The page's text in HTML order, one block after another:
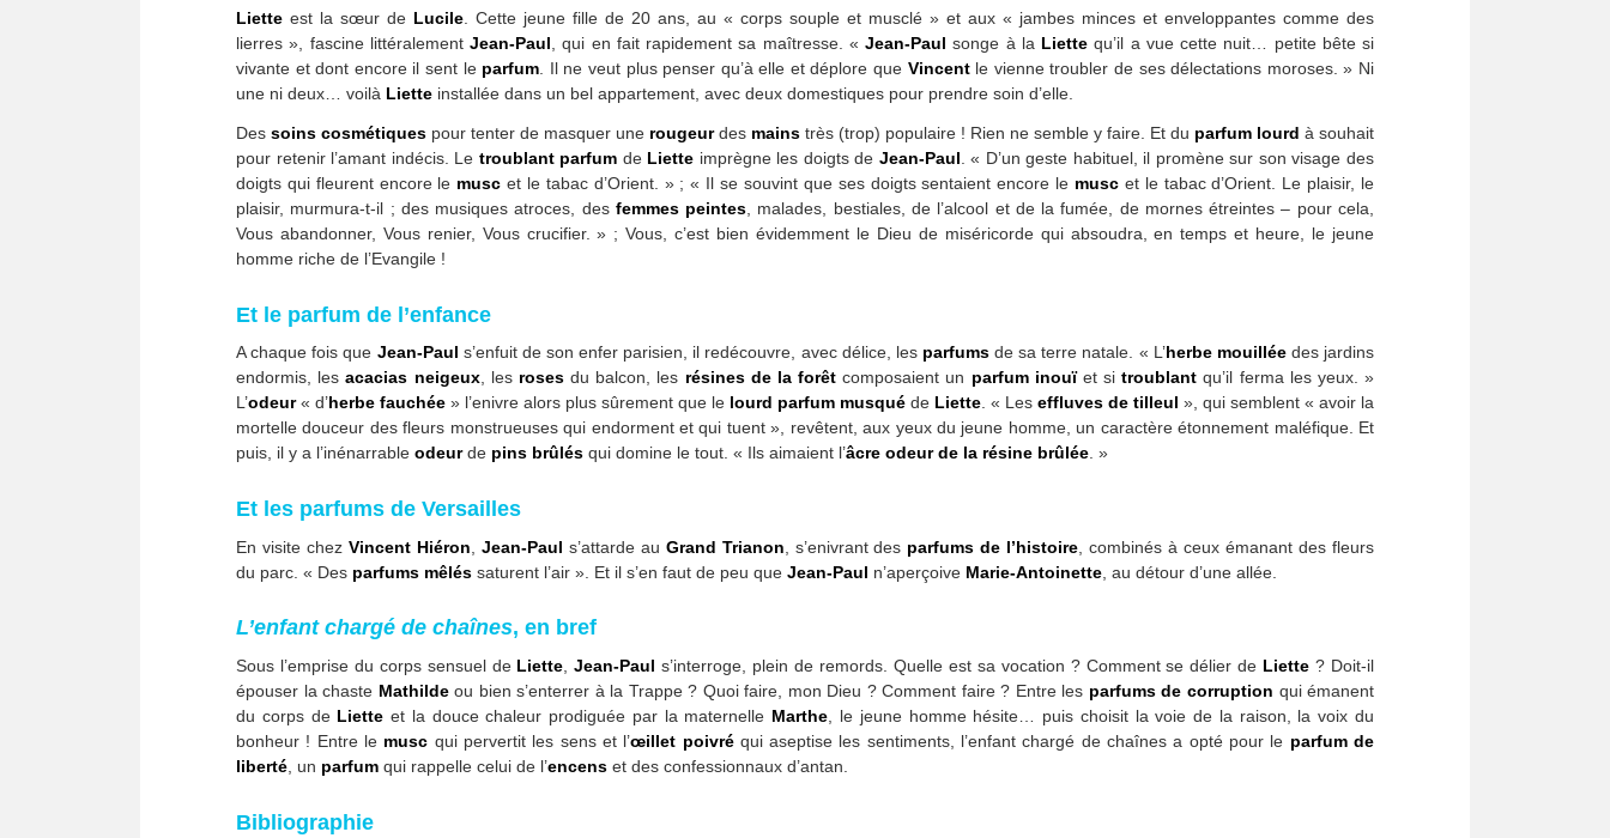
Liette est la sœur de Lucile . Cette jeune fille de 20 ans, au « corps souple et musclé » et aux « jambes minces et enveloppantes comme des
lierres », fascine littéralement Jean-Paul , qui en fait rapidement sa maîtresse. « Jean-Paul songe à la Liette qu’il a vue cette nuit… petite bête si
vivante et dont encore il sent le parfum . Il ne veut plus penser qu’à elle et déplore que Vincentle vienne troubler de ses délectations moroses. » Ni
une ni deux… voilà Liette installée dans un bel appartement, avec deux domestiques pour prendre soin d’elle.
Des soins cosmétiques pour tenter de masquer une rougeurdes mains très (trop) populaire ! Rien ne semble y faire. Et du parfum lourd à souhait
pour retenir l’amant indécis. Le troublant parfum de Liette imprègne les doigts de Jean-Paul . « D’un geste habituel, il promène sur son visage des
doigts qui fleurent encore le musc et le tabac d’Orient. » ; « Il se souvint que ses doigts sentaient encore le muscet le tabac d’Orient. Le plaisir, le
plaisir, murmura-t-il ; des musiques atroces, des femmes peintes , malades, bestiales, de l’alcool et de la fumée, de mornes étreintes – pour cela,
Vous abandonner, Vous renier, Vous crucifier. » ; Vous, c’est bien évidemment le Dieu de miséricorde qui absoudra, en temps et heure, le jeune
homme riche de l’Evangile !
Et le parfum de l’enfance
A chaque fois que Jean-Paul s’enfuit de son enfer parisien, il redécouvre, avec délice, les parfums de sa terre natale. « L’herbe mouilléedes jardins
endormis, lesacacias neigeux, les rosesdu balcon, les résines de la forêt composaient un parfum inouïet sitroublant qu’il ferma les yeux. »
L’odeur« d’herbe fauchée » l’enivre alors plus sûrement que le lourd parfum musqué de Liette. « Les effluves de tilleul », qui semblent « avoir la
mortelle douceur des fleurs monstrueuses qui endorment et qui tuent », revêtent, aux yeux du jeune homme, un caractère étonnement maléfique. Et
puis, il y a l’inénarrable odeurde pins brûlés qui domine le tout. « Ils aimaient l’âcre odeur de la résine brûlée. »
Et les parfums de Versailles
En visite chez Vincent Hiéron Jean-Paul s’attarde au Grand Trianon , s’enivrant des parfums de l’histoire , combinés à ceux émanant des fleurs
du parc. « Des parfums mêlés saturent l’air ». Et il s’en faut de peu que Jean-Paul n’aperçoive Marie-Antoinette , au détour d’une allée.
L’enfant chargé de chaînes, en bref
Sous l’emprise du corps sensuel de Liette,Jean-Paul s’interroge, plein de remords. Quelle est sa vocation ? Comment se délier de Liette ? Doit-il
épouser la chaste Mathildeou bien s’enterrer à la Trappe ? Quoi faire, mon Dieu ? Comment faire ? Entre les parfums de corruption qui émanent
du corps de Liette et la douce chaleur prodiguée par la maternelle Marthe, le jeune homme hésite… puis choisit la voie de la raison, la voix du
bonheur ! Entre le musc qui pervertit les sens et l’œillet poivré qui aseptise les sentiments, l’enfant chargé de chaînes a opté pour le parfum de
liberté, un parfum qui rappelle celui de l’encens et des confessionnaux d’antan.
Bibliographie